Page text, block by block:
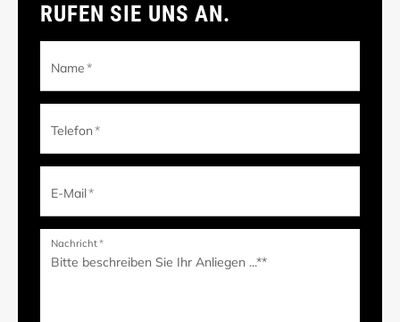
RUFEN SIE UNS AN.
Name*
Telefon*
E-Mail*
Nachricht*